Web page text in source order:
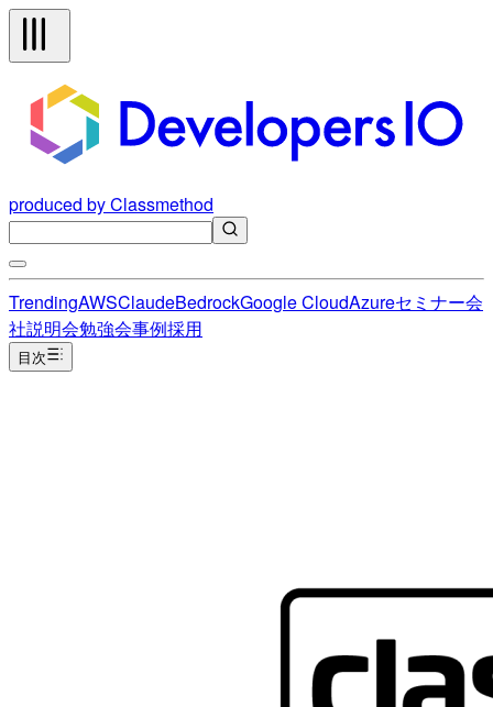
produced by Classmethod
TrendingAWSClaudeBedrockGoogle CloudAzureセミナー会
社説明会勉強会事例採用
目次